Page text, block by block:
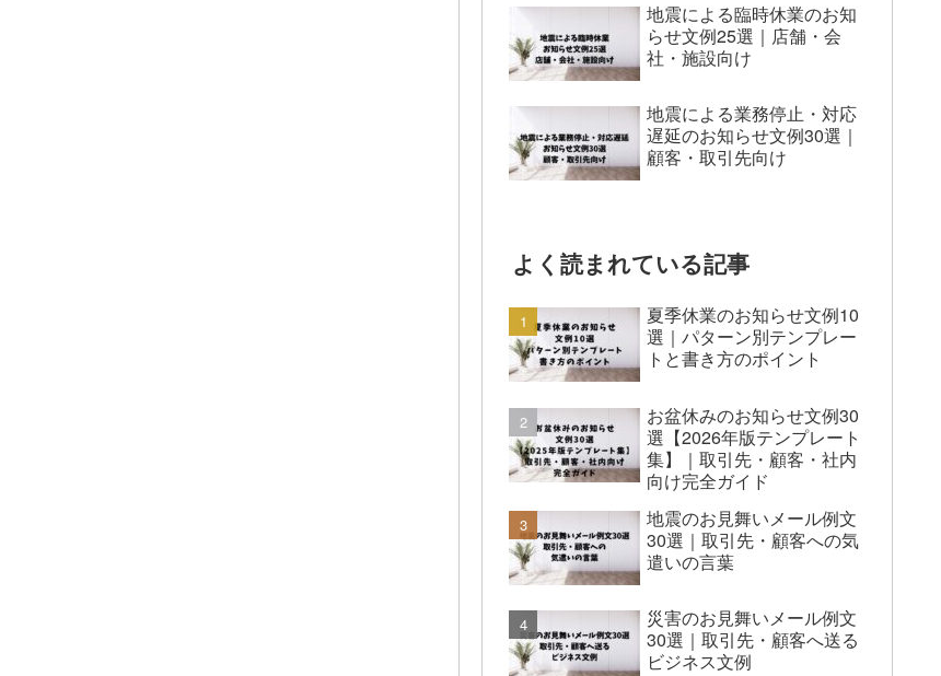
地震による臨時休業のお知
らせ文例25選｜店舗・会
社・施設向け
地震による業務停止・対応
遅延のお知らせ文例30選｜
顧客・取引先向け
よく読まれている記事
夏季休業のお知らせ文例10
選｜パターン別テンプレー
トと書き方のポイント
お盆休みのお知らせ文例30
選【2026年版テンプレート
集】｜取引先・顧客・社内
向け完全ガイド
地震のお見舞いメール例文
30選｜取引先・顧客への気
遣いの言葉
災害のお見舞いメール例文
30選｜取引先・顧客へ送る
ビジネス文例